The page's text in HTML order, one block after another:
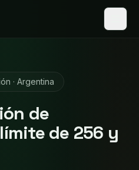
· Argentina
de
de 256 y